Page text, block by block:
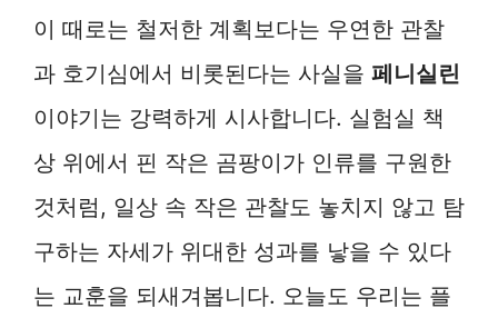
이 때로는 철저한 계획보다는 우연한 관찰
과 호기심에서 비롯된다는 사실을 페니실린
이야기는 강력하게 시사합니다. 실험실 책
상 위에서 핀 작은 곰팡이가 인류를 구원한
것처럼, 일상 속 작은 관찰도 놓치지 않고 탐
구하는 자세가 위대한 성과를 낳을 수 있다
는 교훈을 되새겨봅니다. 오늘도 우리는 플